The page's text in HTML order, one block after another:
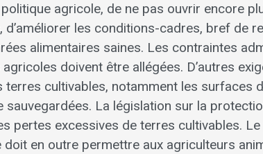
agricole, de ne pas ouvrir encore
les conditions-cadres, bref de
alimentaires saines. Les contraintes
doivent être allégées. D’autres
cultivables, notamment les surfaces
sauvegardées. La législation sur la
pertes excessives de terres cultivables.
doit en outre permettre aux agriculteurs